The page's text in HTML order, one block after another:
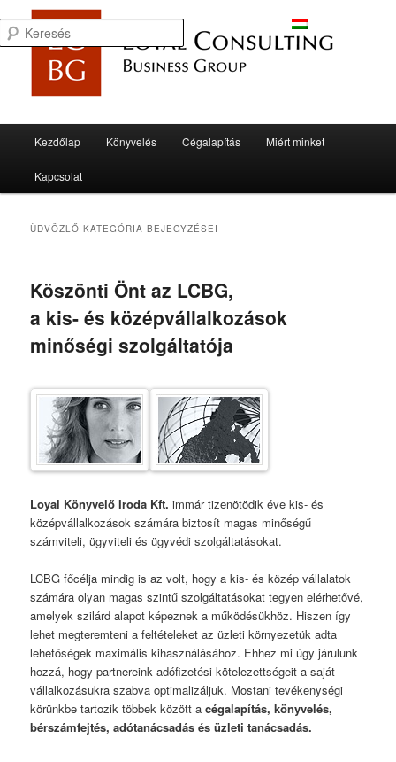
Keresés
Tovább az elsődleges tartalomra
Tovább a másodlagos tartalomra
Kezdőlap Könyvelés Cégalapítás Miért minket
Kapcsolat
ÜDVÖZLŐ KATEGÓRIA BEJEGYZÉSEI
Köszönti Önt az LCBG,
a kis- és középvállalkozások
minőségi szolgáltatója
Loyal Könyvelő Iroda Kft. immár tizenötödik éve kis- és
középvállalkozások számára biztosít magas minőségű
számviteli, ügyviteli és ügyvédi szolgáltatásokat.
LCBG főcélja mindig is az volt, hogy a kis- és közép vállalatok
számára olyan magas szintű szolgáltatásokat tegyen elérhetővé,
amelyek szilárd alapot képeznek a működésükhöz. Hiszen így
lehet megteremteni a feltételeket az üzleti környezetük adta
lehetőségek maximális kihasználásához. Ehhez mi úgy járulunk
hozzá, hogy partnereink adófizetési kötelezettségeit a saját
vállalkozásukra szabva optimalizáljuk. Mostani tevékenységi
körünkbe tartozik többek között acégalapítás, könyvelés,
bérszámfejtés, adótanácsadás és üzleti tanácsadás.